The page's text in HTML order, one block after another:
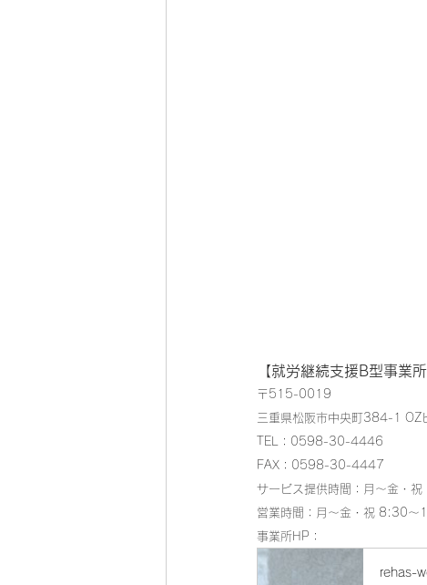
【就労継続支援B型事業所
〒515-0019
三重県松阪市中央町384-1 OZ
EL： 0598-30-4446
FAX ： 0598-30-4447
サービス提供時間：月～金・
営業時間：月～金・祝 8:30～
事業所HP：
rehas-